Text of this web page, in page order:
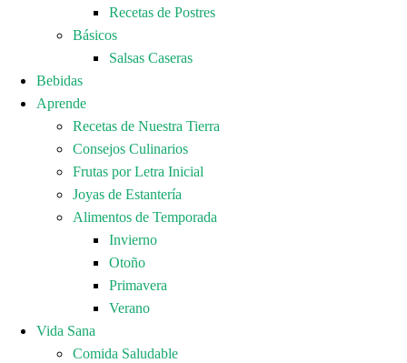
Recetas de Postres
Básicos
Salsas Caseras
Bebidas
Aprende
Recetas de Nuestra Tierra
Consejos Culinarios
Frutas por Letra Inicial
Joyas de Estantería
Alimentos de Temporada
Invierno
Otoño
Primavera
Verano
Vida Sana
Comida Saludable